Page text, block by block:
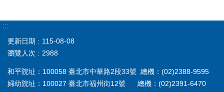
:::
更新日期
115-08-08
瀏覽人次
2988
和平院址：100058 臺北市中華路2段33號 總機：(02)2388-9595
婦幼院址：100027 臺北市福州街12號 總機：(02)2391-6470